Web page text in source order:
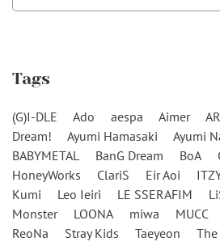
Tags
(G)I-DLE Ado aespa Aimer
Dream!
Ayumi Hamasaki
Ayumi
BABYMETAL
BanG Dream BoA
HoneyWorks
ClariS Eir Aoi
Kumi
Leo Ieiri LE SSERAFIM
Monster
LOONA miwa MUCC
ReoNa
Stray Kids Taeyeon
The